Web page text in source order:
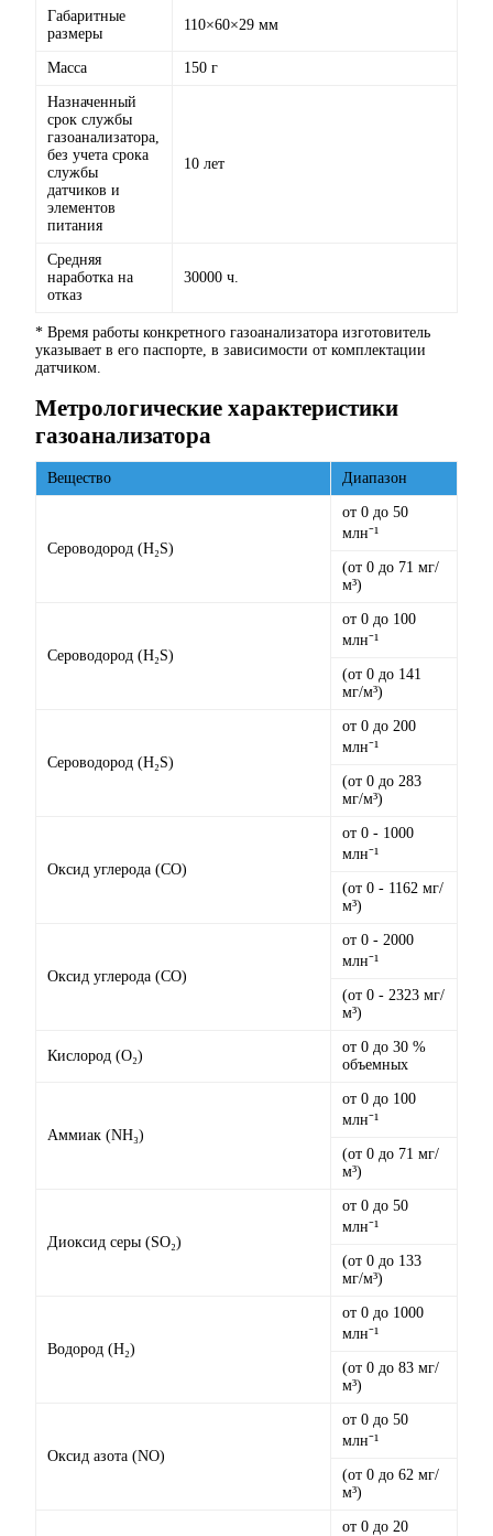
Габаритные
размеры
110×60×29 мм
Масса 150 г
Назначенный
срок службы
газоанализатора,
без учета срока
службы
датчиков и
элементов
питания
10 лет
Средняя
наработка на
отказ
30000 ч.
* Время работы конкретного газоанализатора изготовитель
указывает в его паспорте, в зависимости от комплектации
датчиком.
Метрологические характеристики
газоанализатора
Вещество Диапазон
Сероводород (H₂S)
от 0 до 50
млн⁻¹
(от 0 до 71 мг/
м³)
Сероводород (H₂S)
от 0 до 100
млн⁻¹
(от 0 до 141
мг/м³)
Сероводород (H₂S)
от 0 до 200
млн⁻¹
(от 0 до 283
мг/м³)
Оксид углерода (CO)
от 0 - 1000
млн⁻¹
(от 0 - 1162 мг/
м³)
Оксид углерода (CO)
от 0 - 2000
млн⁻¹
(от 0 - 2323 мг/
м³)
Кислород (O₂)
от 0 до 30 %
объемных
Аммиак (NH₃)
от 0 до 100
млн⁻¹
(от 0 до 71 мг/
м³)
Диоксид серы (SO₂)
от 0 до 50
млн⁻¹
(от 0 до 133
мг/м³)
Водород (H₂)
от 0 до 1000
млн⁻¹
(от 0 до 83 мг/
м³)
Оксид азота (NO)
от 0 до 50
млн⁻¹
(от 0 до 62 мг/
м³)
от 0 до 20